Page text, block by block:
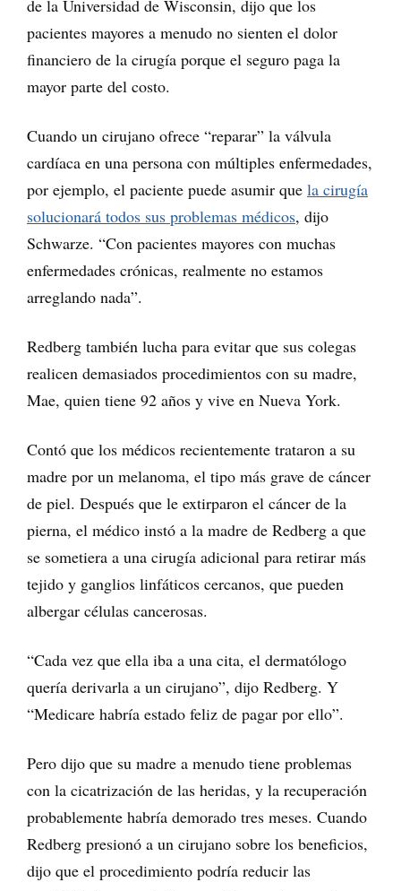
de la Universidad de Wisconsin, dijo que los
pacientes mayores a menudo no sienten el dolor
financiero de la cirugía porque el seguro paga la
mayor parte del costo.
Cuando un cirujano ofrece “reparar” la válvula
cardíaca en una persona con múltiples enfermedades,
por ejemplo, el paciente puede asumir que la cirugía
solucionará todos sus problemas médicos, dijo
Schwarze. “Con pacientes mayores con muchas
enfermedades crónicas, realmente no estamos
arreglando nada”.
Redberg también lucha para evitar que sus colegas
realicen demasiados procedimientos con su madre,
Mae, quien tiene 92 años y vive en Nueva York.
Contó que los médicos recientemente trataron a su
madre por un melanoma, el tipo más grave de cáncer
de piel. Después que le extirparon el cáncer de la
pierna, el médico instó a la madre de Redberg a que
se sometiera a una cirugía adicional para retirar más
tejido y ganglios linfáticos cercanos, que pueden
albergar células cancerosas.
“Cada vez que ella iba a una cita, el dermatólogo
quería derivarla a un cirujano”, dijo Redberg. Y
“Medicare habría estado feliz de pagar por ello”.
Pero dijo que su madre a menudo tiene problemas
con la cicatrización de las heridas, y la recuperación
probablemente habría demorado tres meses. Cuando
Redberg presionó a un cirujano sobre los beneficios,
dijo que el procedimiento podría reducir las